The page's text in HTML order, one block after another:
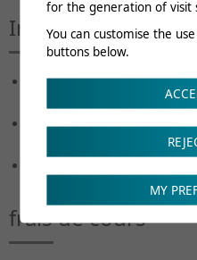
Intervenants
Alain Zeitoun,
Michel Lacour, Directeur
Daniel Goldman,
frais de cours
for the generation of visit
You can customise the
buttons below.
MY